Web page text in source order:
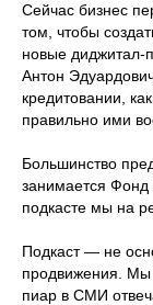
Сейчас бизнес
том, чтобы
новые диджитал-
Антон
кредитовании,
правильно ими
Большинство
занимается Фонд
подкасте мы на
Подкаст — не
продвижения. Мы
пиар в СМИ